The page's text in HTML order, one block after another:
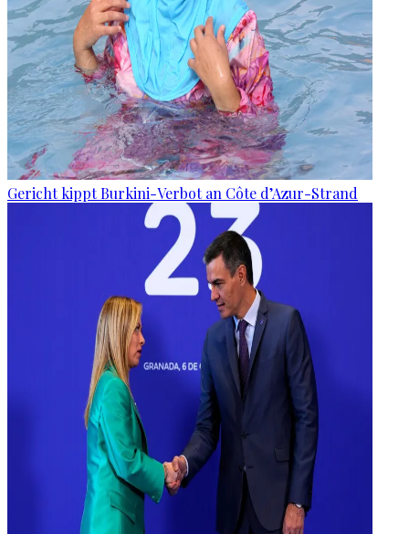
Gericht kippt Burkini-Verbot an Côte d’Azur-Strand